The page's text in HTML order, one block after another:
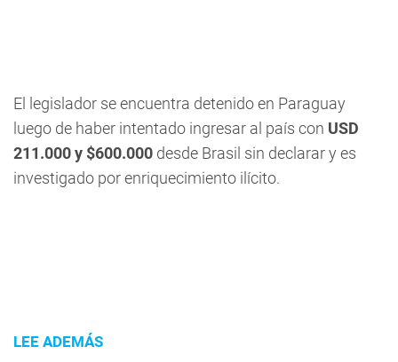
El legislador se encuentra detenido en Paraguay
luego de haber intentado ingresar al país con USD
211.000 y $600.000 desde Brasil sin declarar y es
investigado por enriquecimiento ilícito.
LEE ADEMÁS